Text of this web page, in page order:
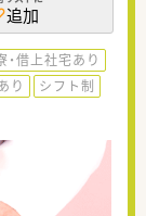
追加
・借上社宅あり
り
シフト制